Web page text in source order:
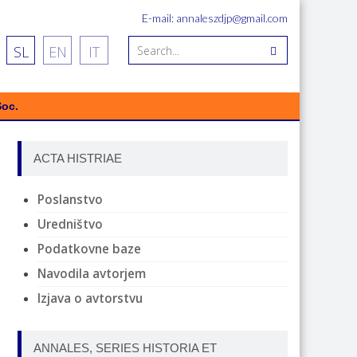
E-mail: annaleszdjp@gmail.com
SL EN IT
ACTA HISTRIAE
Poslanstvo
Uredništvo
Podatkovne baze
Navodila avtorjem
Izjava o avtorstvu
ANNALES, SERIES HISTORIA ET